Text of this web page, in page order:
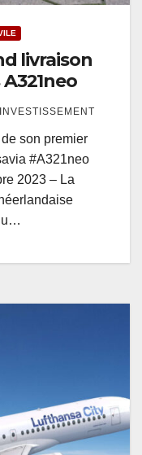
livraison
son premier
#A321neo
2023 – La